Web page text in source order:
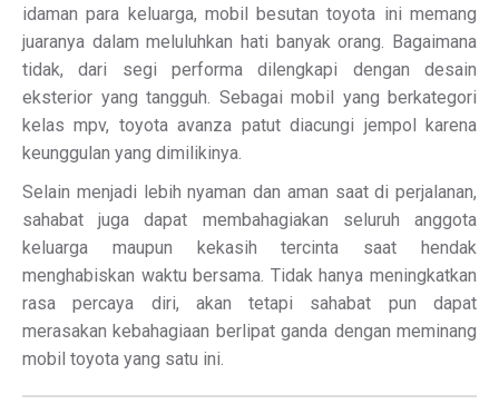
idaman para keluarga, mobil besutan toyota ini memang
juaranya dalam meluluhkan hati banyak orang. Bagaimana
tidak, dari segi performa dilengkapi dengan desain
eksterior yang tangguh. Sebagai mobil yang berkategori
kelas mpv, toyota avanza patut diacungi jempol karena
keunggulan yang dimilikinya.
Selain menjadi lebih nyaman dan aman saat di perjalanan,
sahabat juga dapat membahagiakan seluruh anggota
keluarga maupun kekasih tercinta saat hendak
menghabiskan waktu bersama. Tidak hanya meningkatkan
rasa percaya diri, akan tetapi sahabat pun dapat
merasakan kebahagiaan berlipat ganda dengan meminang
mobil toyota yang satu ini.